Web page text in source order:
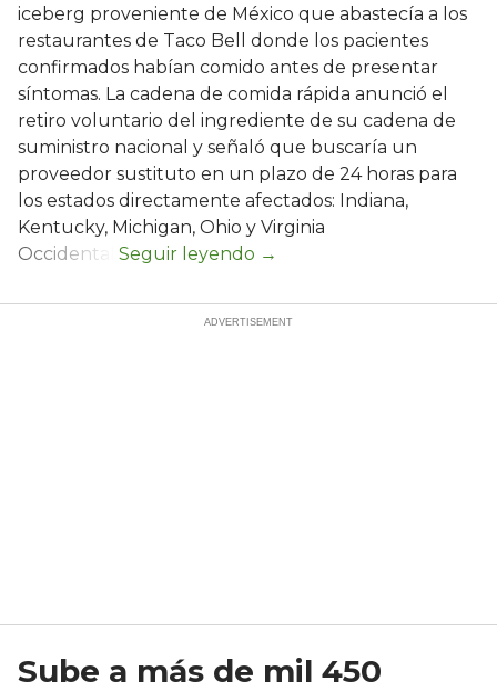
iceberg proveniente de México que abastecía a los
restaurantes de Taco Bell donde los pacientes
confirmados habían comido antes de presentar
síntomas. La cadena de comida rápida anunció el
retiro voluntario del ingrediente de su cadena de
suministro nacional y señaló que buscaría un
proveedor sustituto en un plazo de 24 horas para
los estados directamente afectados: Indiana,
Kentucky, Michigan, Ohio y Virginia
Occidental.
Sube a más de mil 450